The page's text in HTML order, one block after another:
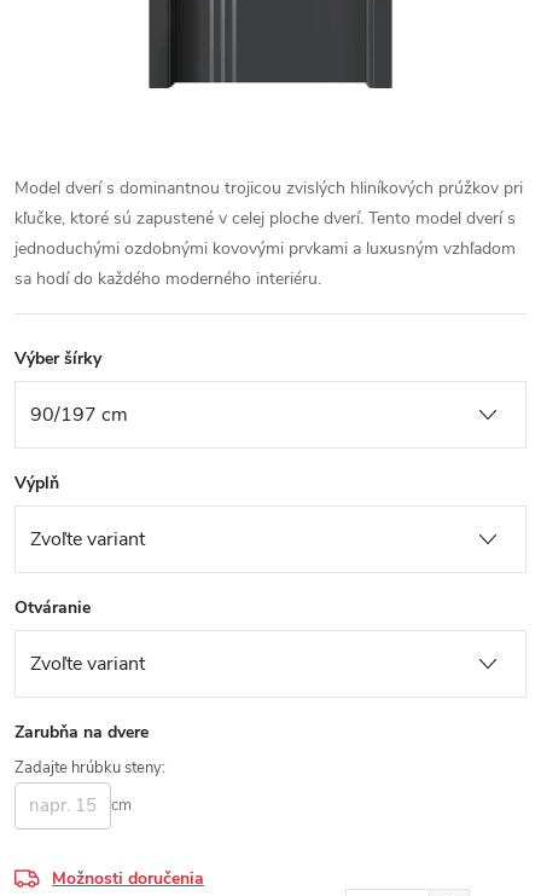
Model dverí s dominantnou trojicou zvislých hliníkových prúžkov pri
kľučke, ktoré sú zapustené v celej ploche dverí. Tento model dverí s
jednoduchými ozdobnými kovovými prvkami a luxusným vzhľadom
sa hodí do každého moderného interiéru.
Výber šírky
Výplň
Otváranie
Zarubňa na dvere
Zadajte hrúbku steny:
cm
Možnosti doručenia